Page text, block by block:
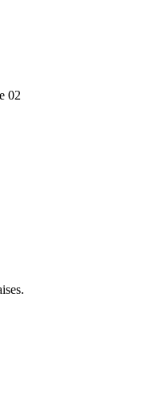
02